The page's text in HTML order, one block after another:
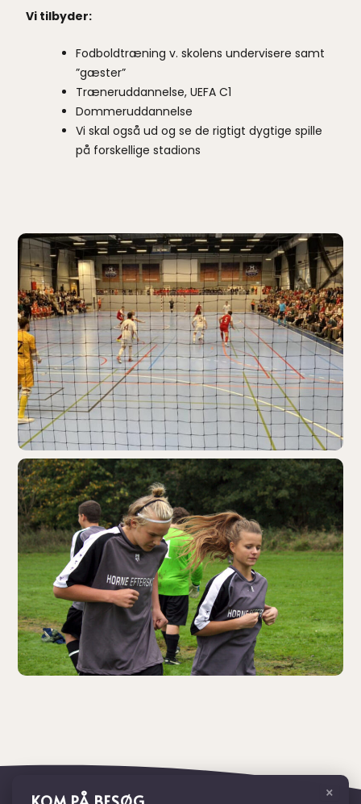
×
Vi tilbyder:
Fodboldtræning v. skolens undervisere samt
”gæster”
Træneruddannelse, UEFA C1
Dommeruddannelse
Vi skal også ud og se de rigtigt dygtige spille
på forskellige stadions